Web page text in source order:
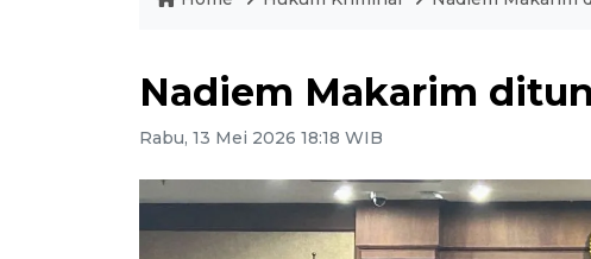
Nadiem Makarim
Rabu, 13 Mei 2026 18:18 WIB